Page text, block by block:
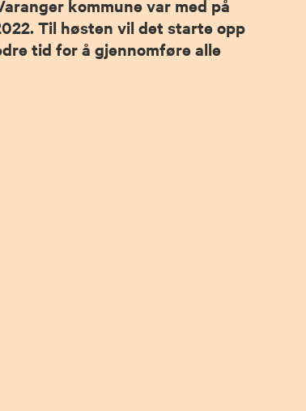
kommune var med på
Til høsten vil det starte opp
tid for å gjennomføre alle